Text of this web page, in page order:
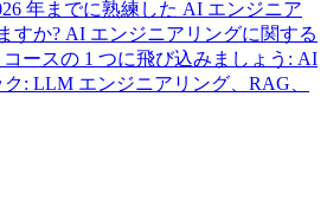
年までに熟練した AI エンジニア
すか? AI エンジニアリングに関する
ースの 1 つに飛び込みましょう: AI
: LLM エンジニアリング、RAG、